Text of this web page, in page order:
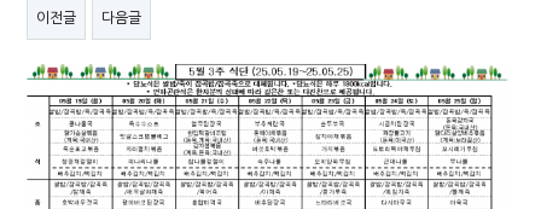
이전글 다음글